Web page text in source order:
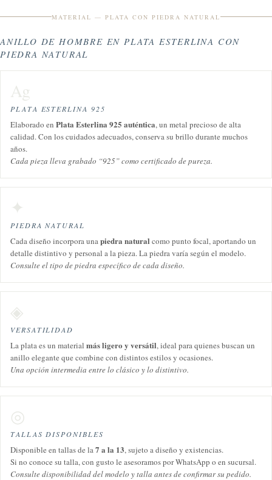
MATERIAL — PLATA CON PIEDRA NATURAL
ANILLO DE HOMBRE EN PLATA ESTERLINA CON
PIEDRA NATURAL
Ag
PLATA ESTERLINA 925
Elaborado en Plata Esterlina 925 auténtica, un metal precioso de alta
calidad. Con los cuidados adecuados, conserva su brillo durante muchos
años.
Cada pieza lleva grabado “925” como certificado de pureza.
✦
PIEDRA NATURAL
Cada diseño incorpora unapiedra natural como punto focal, aportando un
detalle distintivo y personal a la pieza. La piedra varía según el modelo.
Consulte el tipo de piedra específico de cada diseño.
◈
VERSATILIDAD
La plata es un material más ligero y versátil, ideal para quienes buscan un
anillo elegante que combine con distintos estilos y ocasiones.
Una opción intermedia entre lo clásico y lo distintivo.
◎
TALLAS DISPONIBLES
Disponible en tallas de la7 a la 13, sujeto a diseño y existencias.
Si no conoce su talla, con gusto le asesoramos por WhatsApp o en sucursal.
Consulte disponibilidad del modelo y talla antes de confirmar su pedido.